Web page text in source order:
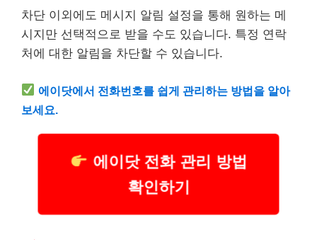
차단 이외에도 메시지 알림 설정을 통해 원하는 메
시지만 선택적으로 받을 수도 있습니다. 특정 연락
처에 대한 알림을 차단할 수 있습니다.
에이닷에서 전화번호를 쉽게 관리하는 방법을 알아
보세요.
에이닷 전화 관리 방법
확인하기